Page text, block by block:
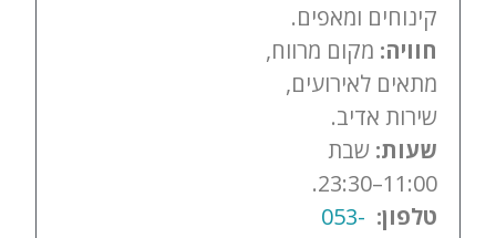
קינוחים ומאפים.
חוויה: מקום מרווח,
מתאים לאירועים,
שירות אדיב.
שעות: שבת
11:00–23:30.
טלפון: 053-